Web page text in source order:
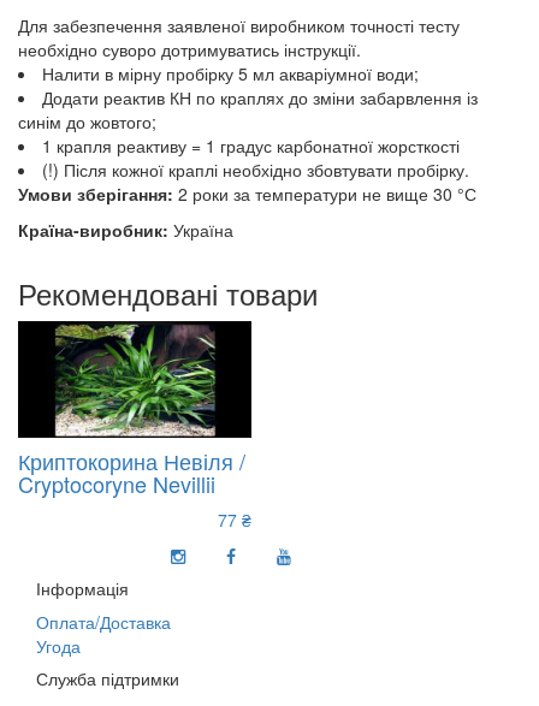
Для забезпечення заявленої виробником точності тесту
необхідно суворо дотримуватись інструкції.
Налити в мірну пробірку 5 мл акваріумної води;
Додати реактив КН по краплях до зміни забарвлення із
синім до жовтого;
1 крапля реактиву = 1 градус карбонатної жорсткості
(!) Після кожної краплі необхідно збовтувати пробірку.
Умови зберігання: 2 роки за температури не вище 30 °С
Країна-виробник: Україна
Рекомендовані товари
Криптокорина Невіля /
Cryptocoryne Nevillii
77 ₴
Інформація
Оплата/Доставка
Угода
Служба підтримки